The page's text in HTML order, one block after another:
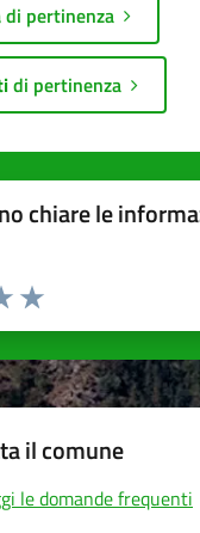
di pertinenza
di pertinenza
chiare le
la pagina
Valuta 5 stelle su 5
4 stelle su 5
3 stelle su 5
su 5
su 5
il comune
le domande frequenti